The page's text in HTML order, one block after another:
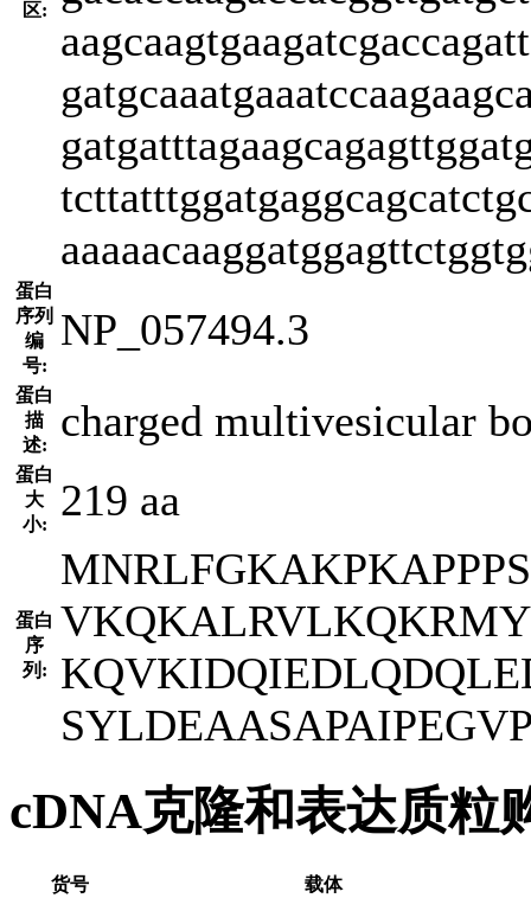
区:
蛋白
序列
编
号:
NP_057494.3
蛋白
描
述:
charged multivesicular
蛋白
大
小:
219 aa
蛋白
序
列:
cDNA克隆和表达质粒
货号 载体